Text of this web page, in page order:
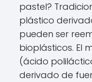
pastel?
plástico
pueden ser
bioplásticos. El
(ácido
derivado de